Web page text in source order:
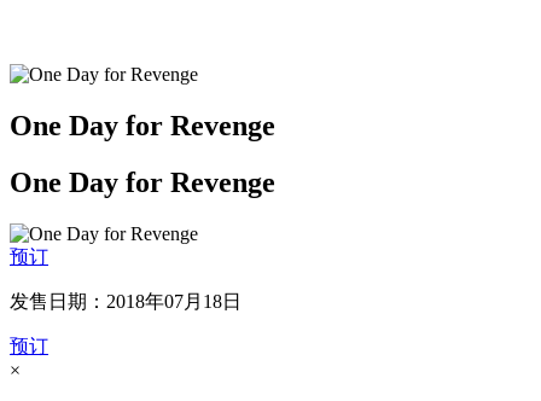
One Day for Revenge
One Day for Revenge
预订
发售日期：2018年07月18日
预订
×